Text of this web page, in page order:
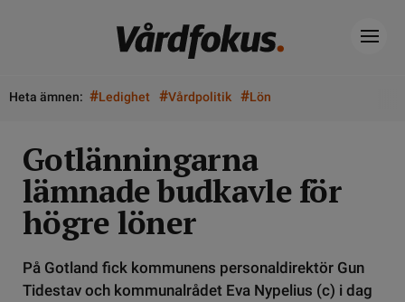
Heta ämnen: #Ledighet #Vårdpolitik #Lön
Gotlänningarna
lämnade budkavle för
högre löner
På Gotland fick kommunens personaldirektör Gun
Tidestav och kommunalrådet Eva Nypelius (c) i dag